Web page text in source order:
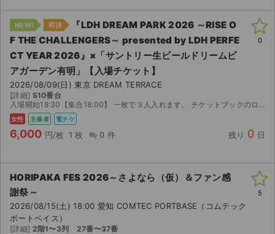
NEW! 即決
『LDH DREAM PARK 2026 ～RISE O
F THE CHALLENGERS～ presented by LDH PERFE
CT YEAR 2026』×「サントリー⽣ビールドリームビ
アガーデン有明」【入場チケット】
2026/08/09(日) 東京 DREAM TERRACE
[詳細] S10番台
入場開始18:30【集合18:00】 一枚で３人入れます。 チケットブックのログイン情報お送りします。
女性 主催者 電チケ
6,000 円/枚 1 枚 0 件 残り 0 日
0
HORIPAKA FES 2026～さよなら（仮）＆ファン感
謝祭～
2026/08/15(土) 18:00 愛知 COMTEC PORTBASE（コムテック
ボートベイス）
[詳細] 2階1〜3列 27番〜37番
5